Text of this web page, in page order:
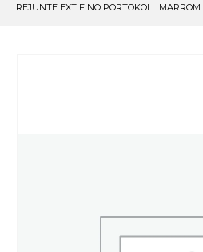
REJUNTE EXT FINO PORTOKOLL MARROM